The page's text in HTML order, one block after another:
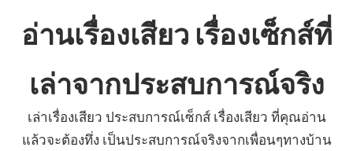
อ่านเรื่องเสียว เรื่องเซ็กส์ที่
เล่าจากประสบการณ์จริง
เล่าเรื่องเสียว ประสบการณ์เซ็กส์ เรื่องเสียว ที่คุณอ่าน
แล้วจะต้องทึ่ง เป็นประสบการณ์จริงจากเพื่อนๆทางบ้าน